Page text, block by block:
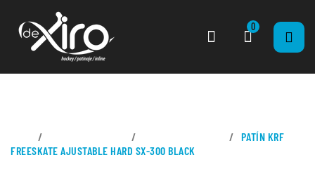
0
PATÍN KRF
FREESKATE AJUSTABLE HARD SX-300 BLACK